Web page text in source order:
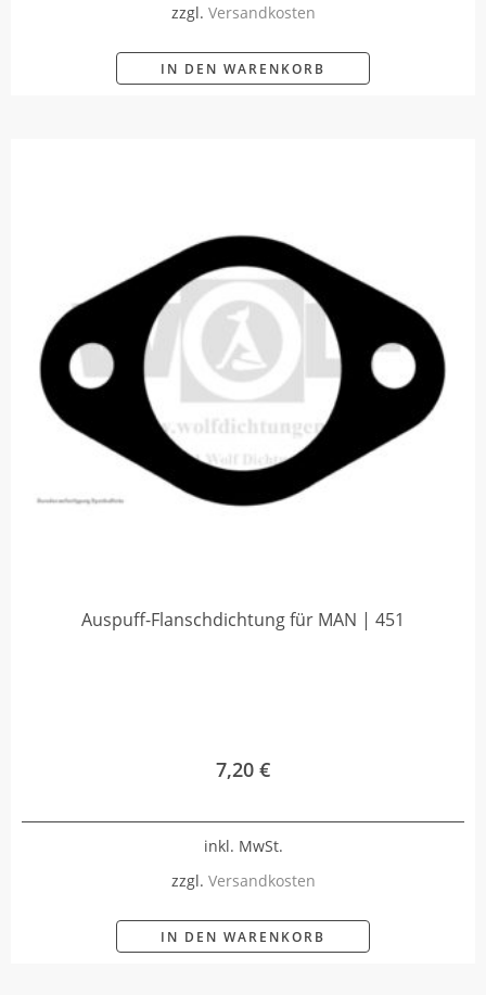
zzgl. Versandkosten
IN DEN WARENKORB
Auspuff-Flanschdichtung für MAN | 451
7,20 €
inkl. MwSt.
zzgl. Versandkosten
IN DEN WARENKORB